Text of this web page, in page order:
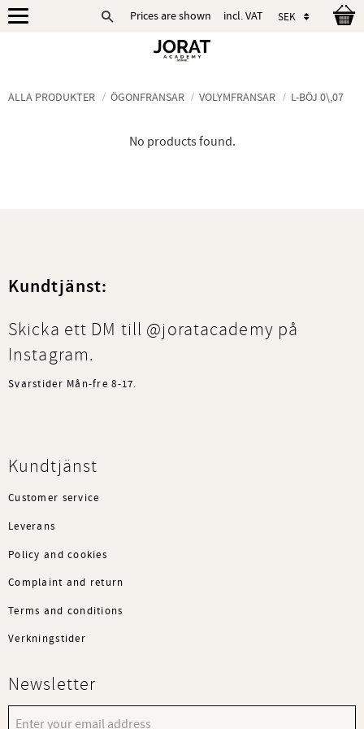
Prices are shown incl. VAT
ALLA PRODUKTER ÖGONFRANSAR VOLYMFRANSAR L-BÖJ 0\,07
No products found.
Kundtjänst:
Skicka ett DM till @joratacademy på
Instagram.
Svarstider Mån-fre 8-17.
Kundtjänst
Customer service
Leverans
Policy and cookies
Complaint and return
Terms and conditions
Verkningstider
Newsletter